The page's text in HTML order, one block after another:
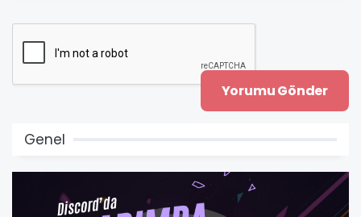
Genel